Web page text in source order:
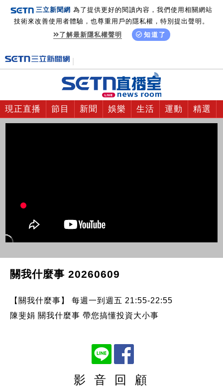
三立新聞網 為了提供更好的閱讀內容，我們使用相關網站
技術來改善使用者體驗，也尊重用戶的隱私權，特別提出聲明。
了解最新隱私權聲明
知道了
現正直播 節目 新聞 娛樂 生活 運動 精選
關我什麼事 20260609
【關我什麼事】 每週一到週五 21:55-22:55
陳斐娟 關我什麼事 帶您搞懂投資大小事
影 音 回 顧